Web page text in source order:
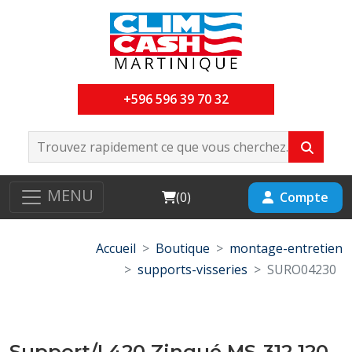
+596 596 39 70 32
MENU Cart
(0) Compte
Accueil Boutique
montage-entretien
supports-visseries
SURO04230